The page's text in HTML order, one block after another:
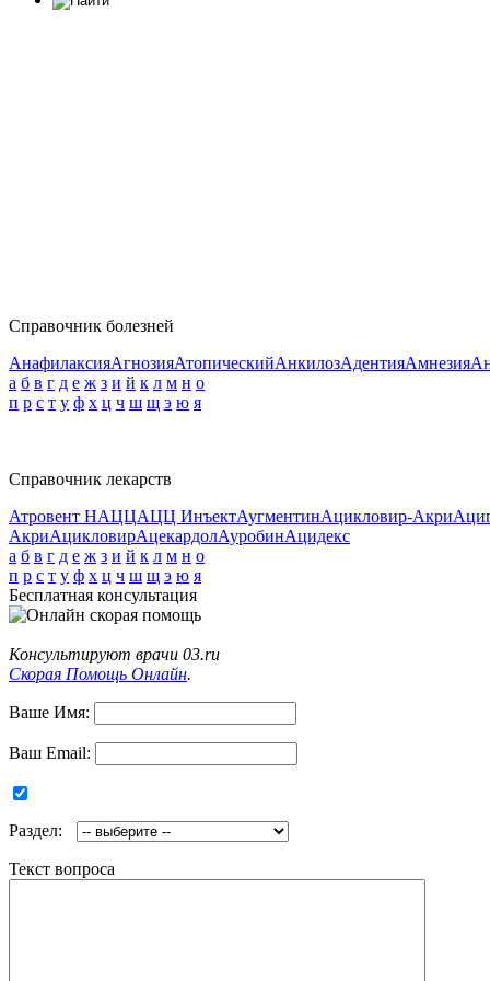
Справочник болезней
АнафилаксияАгнозияАтопическийАнкилозАдентияАмнезия
а б в г д е ж з и й к л м н о
п р с т у ф х ц ч ш щ э ю я
Справочник лекарств
Атровент НАЦЦАЦЦ ИнъектАугментинАцикловир-Акри
АкриАцикловирАцекардолАуробинАцидекс
а б в г д е ж з и й к л м н о
п р с т у ф х ц ч ш щ э ю я
Бесплатная консультация
Консультируют врачи 03.ru
Скорая Помощь Онлайн.
Ваше Имя:
Ваш Email:
Раздел:
Текст вопроса